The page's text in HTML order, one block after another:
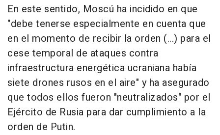
En este sentido, Moscú ha incidido en que
"debe tenerse especialmente en cuenta que
en el momento de recibir la orden (...) para el
cese temporal de ataques contra
infraestructura energética ucraniana había
siete drones rusos en el aire" y ha asegurado
que todos ellos fueron "neutralizados" por el
Ejército de Rusia para dar cumplimiento a la
orden de Putin.